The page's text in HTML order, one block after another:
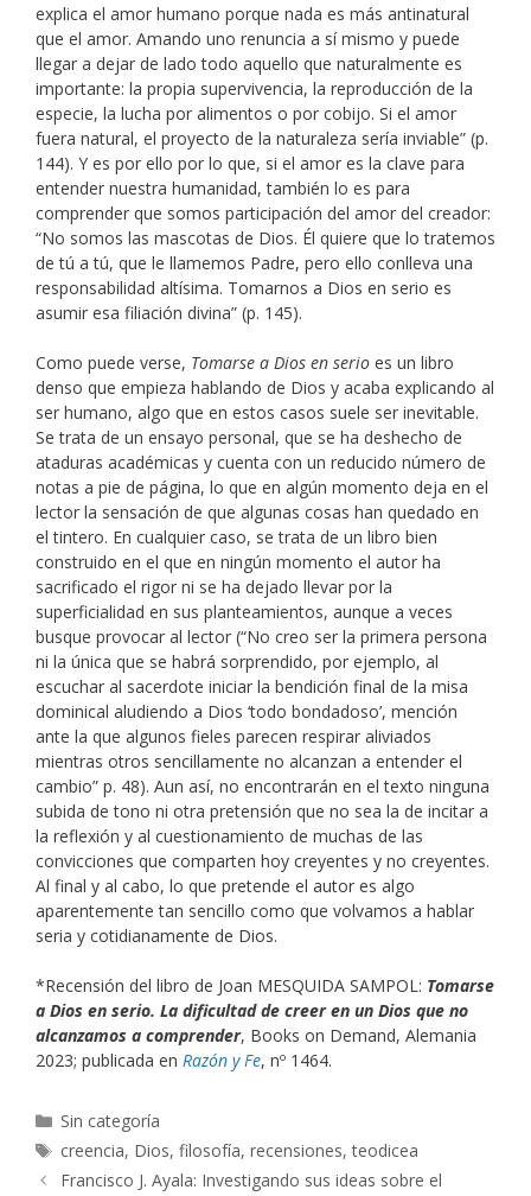
explica el amor humano porque nada es más antinatural
que el amor. Amando uno renuncia a sí mismo y puede
llegar a dejar de lado todo aquello que naturalmente es
importante: la propia supervivencia, la reproducción de la
especie, la lucha por alimentos o por cobijo. Si el amor
fuera natural, el proyecto de la naturaleza sería inviable” (p.
144). Y es por ello por lo que, si el amor es la clave para
entender nuestra humanidad, también lo es para
comprender que somos participación del amor del creador:
“No somos las mascotas de Dios. Él quiere que lo tratemos
de tú a tú, que le llamemos Padre, pero ello conlleva una
responsabilidad altísima. Tomarnos a Dios en serio es
asumir esa filiación divina” (p. 145).
Como puede verse, Tomarse a Dios en serio es un libro
denso que empieza hablando de Dios y acaba explicando al
ser humano, algo que en estos casos suele ser inevitable.
Se trata de un ensayo personal, que se ha deshecho de
ataduras académicas y cuenta con un reducido número de
notas a pie de página, lo que en algún momento deja en el
lector la sensación de que algunas cosas han quedado en
el tintero. En cualquier caso, se trata de un libro bien
construido en el que en ningún momento el autor ha
sacrificado el rigor ni se ha dejado llevar por la
superficialidad en sus planteamientos, aunque a veces
busque provocar al lector (“No creo ser la primera persona
ni la única que se habrá sorprendido, por ejemplo, al
escuchar al sacerdote iniciar la bendición final de la misa
dominical aludiendo a Dios ‘todo bondadoso’, mención
ante la que algunos fieles parecen respirar aliviados
mientras otros sencillamente no alcanzan a entender el
cambio” p. 48). Aun así, no encontrarán en el texto ninguna
subida de tono ni otra pretensión que no sea la de incitar a
la reflexión y al cuestionamiento de muchas de las
convicciones que comparten hoy creyentes y no creyentes.
Al final y al cabo, lo que pretende el autor es algo
aparentemente tan sencillo como que volvamos a hablar
seria y cotidianamente de Dios.
*Recensión del libro de Joan MESQUIDA SAMPOL: Tomarse
a Dios en serio. La dificultad de creer en un Dios que no
alcanzamos a comprender, Books on Demand, Alemania
2023; publicada en Razón y Fe, nº 1464.
Categorías
Sin categoría
Etiquetas
creencia, Dios,filosofía,recensiones,teodicea
Francisco J. Ayala: Investigando sus ideas sobre el